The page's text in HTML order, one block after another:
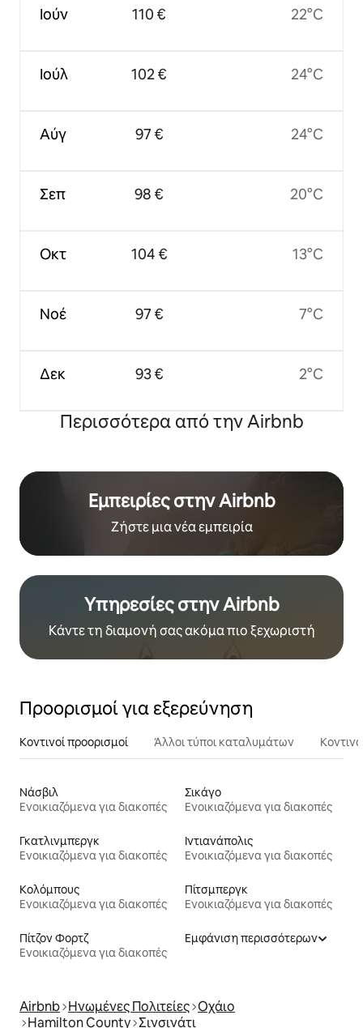
Ιούν
Ιούλ
Αύγ
Σεπ
Οκτ
Νοέ
Δεκ
110 €
102 €
97 €
98 €
104 €
97 €
93 €
22°C
24°C
24°C
20°C
13°C
7°C
2°C
Περισσότερα από την Airbnb
Εμπειρίες στην Airbnb
Ζήστε μια νέα εμπειρία
Υπηρεσίες στην Airbnb
Κάντε τη διαμονή σας ακόμα πιο ξεχωριστή
Προορισμοί για εξερεύνηση
Κοντινοί προορισμοί Άλλοι τύποι καταλυμάτων
Νάσβιλ
Ενοικιαζόμενα για διακοπές
Σικάγο
Ενοικιαζόμενα για διακοπές
Γκατλινμπεργκ
Ενοικιαζόμενα για διακοπές
Ιντιανάπολις
Ενοικιαζόμενα για διακοπές
Κολόμπους
Ενοικιαζόμενα για διακοπές
Πίτσμπεργκ
Ενοικιαζόμενα για διακοπές
Πίτζον Φορτζ
Ενοικιαζόμενα για διακοπές
Εμφάνιση περισσότερων
Airbnb Ηνωμένες Πολιτείες Οχάιο
Hamilton County Σινσινάτι